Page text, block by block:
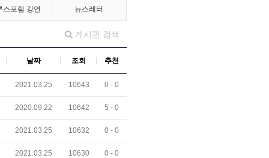
스포럼 강연 뉴스레터
게시판 검색
날짜 조회 추천
2021.03.25 10643 0 - 0
2020.09.22 10642 5 - 0
2021.03.25 10632 0 - 0
2021.03.25 10630 0 - 0